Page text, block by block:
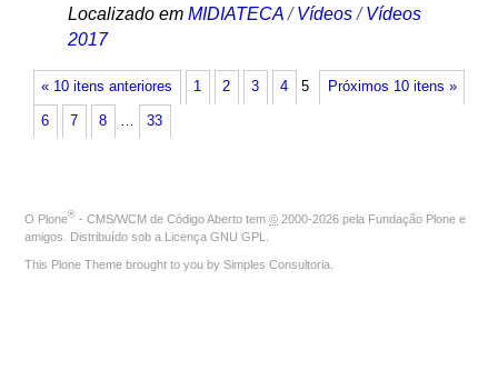
Localizado em MIDIATECA /Vídeos /Vídeos
2017
« 10 itens anteriores Próximos 10 itens »
1 2 3 4 5
6 7 8 … 33
O Plone® - CMS/WCM de Código Aberto tem © 2000-2026 pela Fundação Plone e
amigos. Distribuído sob a Licença GNU GPL
This Plone Theme brought to you by Simples Consultoria